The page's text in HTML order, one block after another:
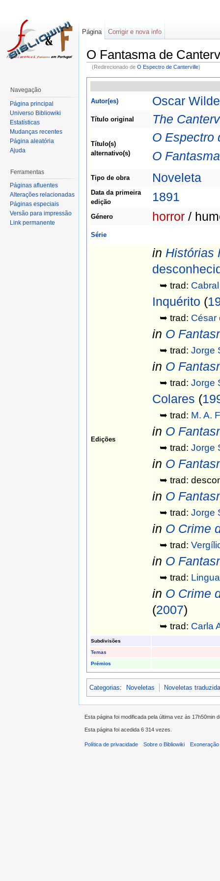
O Fantasma de
(Redirecionado de O Espectro de Canterville)
Autor(es) Oscar Wilde
Título original The
Título(s)
alternativo(s)
O Espectro
O
Tipo de obra Noveleta
Data da primeira
edição
1891
Género horror /
Série
Edições
in Histórias
➥ trad:
Inquérito (
➥ trad: César
in O
➥ trad: Jorge
in O
➥ trad: Jorge
Colares (
➥ trad: M. A.
in O
➥ trad: Jorge
in O
➥ trad:
in O
➥ trad: Jorge
in O Crime
➥ trad:
in O
➥ trad:
in O Crime
(2007)
➥ trad: Carla
Subdivisões
Temas
Prémios
Categorias: Noveletas Noveletas
Página Corrigir e nova info
Navegação
Página principal
Universo Bibliowiki
Estatísticas
Mudanças recentes
Página aleatória
Ajuda
Ferramentas
Páginas afluentes
Alterações relacionadas
Páginas especiais
Versão para impressão
Link permanente
Esta página foi modificada pela última vez às 17h50min
Esta página foi acedida 6 314 vezes.
Política de privacidade Sobre o Bibliowiki